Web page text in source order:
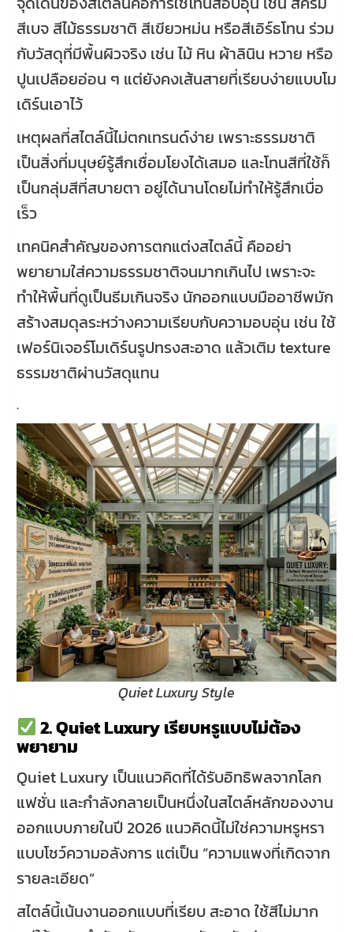
สีเบจ สีไม้ธรรมชาติ สีเขียวหม่น หรือสีเอิร์ธโทน ร่วม
กับวัสดุที่มีพื้นผิวจริง เช่น ไม้ หิน ผ้าลินิน หวาย หรือ
ปูนเปลือยอ่อน ๆ แต่ยังคงเส้นสายที่เรียบง่ายแบบโม
เดิร์นเอาไว้
เหตุผลที่สไตล์นี้ไม่ตกเทรนด์ง่าย เพราะธรรมชาติ
เป็นสิ่งที่มนุษย์รู้สึกเชื่อมโยงได้เสมอ และโทนสีที่ใช้ก็
เป็นกลุ่มสีที่สบายตา อยู่ได้นานโดยไม่ทำให้รู้สึกเบื่อ
เร็ว
เทคนิคสำคัญของการตกแต่งสไตล์นี้ คืออย่า
พยายามใส่ความธรรมชาติจนมากเกินไป เพราะจะ
ทำให้พื้นที่ดูเป็นธีมเกินจริง นักออกแบบมืออาชีพมัก
สร้างสมดุลระหว่างความเรียบกับความอบอุ่น เช่น ใช้
เฟอร์นิเจอร์โมเดิร์นรูปทรงสะอาด แล้วเติม texture
ธรรมชาติผ่านวัสดุแทน
.
Quiet Luxury Style
2. Quiet Luxury เรียบหรูแบบไม่ต้อง
พยายาม
Quiet Luxury เป็นแนวคิดที่ได้รับอิทธิพลจากโลก
แฟชั่น และกำลังกลายเป็นหนึ่งในสไตล์หลักของงาน
ออกแบบภายในปี 2026 แนวคิดนี้ไม่ใช่ความหรูหรา
แบบโชว์ความอลังการ แต่เป็น “ความแพงที่เกิดจาก
รายละเอียด”
สไตล์นี้เน้นงานออกแบบที่เรียบ สะอาด ใช้สีไม่มาก